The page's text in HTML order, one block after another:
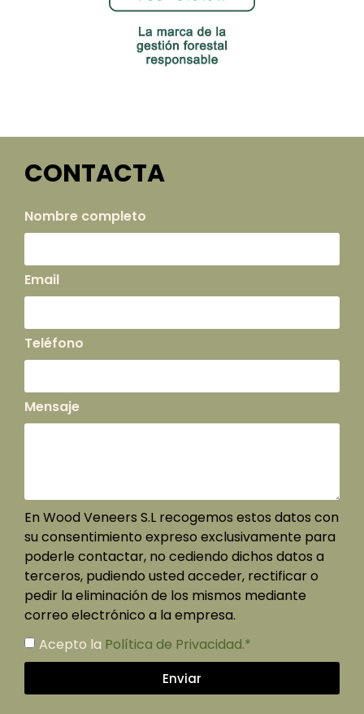
CONTACTA
Nombre completo
Email
Teléfono
Mensaje
En Wood Veneers S.L recogemos estos datos con
su consentimiento expreso exclusivamente para
poderle contactar, no cediendo dichos datos a
terceros, pudiendo usted acceder, rectificar o
pedir la eliminación de los mismos mediante
correo electrónico a la empresa.
Acepto la Política de Privacidad.*
Enviar